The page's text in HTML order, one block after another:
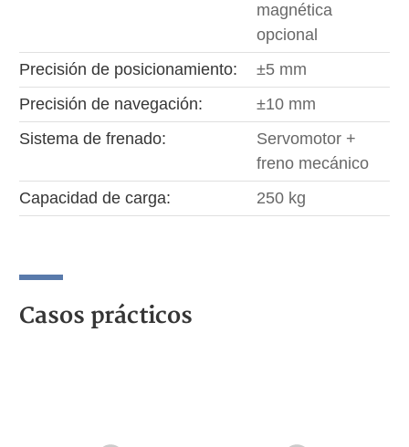
magnética
opcional
Precisión de posicionamiento:
±5 mm
Precisión de navegación:
±10 mm
Sistema de frenado:
Servomotor +
freno mecánico
Capacidad de carga:
250 kg
Casos prácticos